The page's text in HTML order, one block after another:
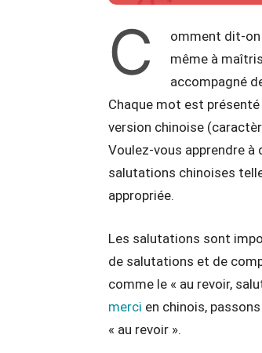
C
omment dit-on
même à
accompagné
Chaque mot est
version chinoise
Voulez-vous apprendre
salutations chinoises
appropriée.
Les salutations sont
de salutations et de
comme le « au revoir,
merci en chinois,
« au revoir ».